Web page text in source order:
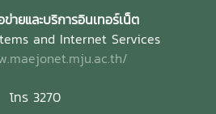
ายและบริการอินเทอร์เน็ต
and Internet Services
โทร 3270